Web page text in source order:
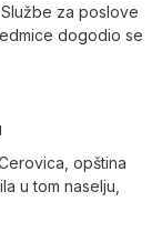
za poslove
dogodio se
opština
u tom naselju,